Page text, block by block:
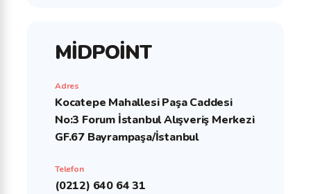
MİDPOİNT
Adres
Kocatepe Mahallesi Paşa Caddesi
No:3 Forum İstanbul Alışveriş Merkezi
GF.67 Bayrampaşa/İstanbul
Telefon
(0212) 640 64 31